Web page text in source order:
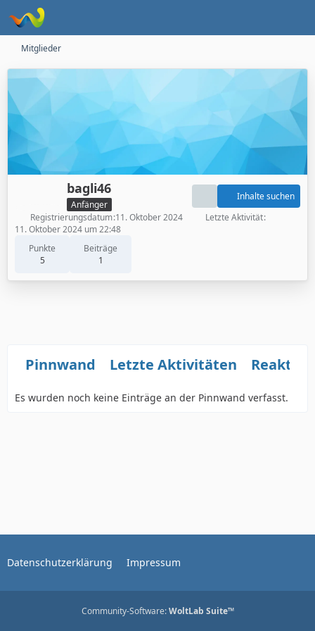
Mitglieder
bagli46
Anfänger
Punkte
5
Beiträge
1
Inhalte suchen
Registrierungsdatum 11. Oktober 2024
Letzte Aktivität
11. Oktober 2024 um 22:48
Pinnwand Letzte Aktivitäten
Es wurden noch keine Einträge an der Pinnwand verfasst.
Datenschutzerklärung Impressum
Community-Software:WoltLab Suite™